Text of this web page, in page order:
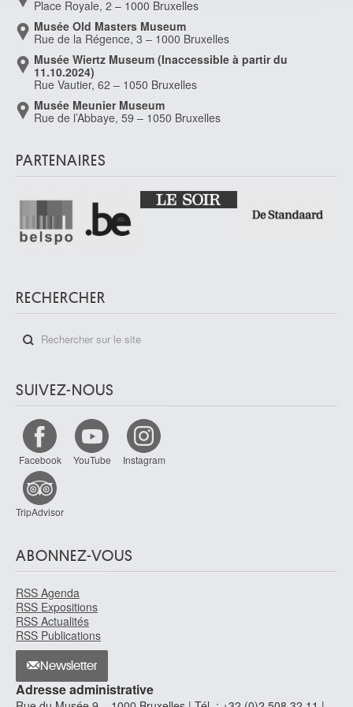
Place Royale, 2 – 1000 Bruxelles
Musée Old Masters Museum
Rue de la Régence, 3 – 1000 Bruxelles
Musée Wiertz Museum (Inaccessible à partir du
11.10.2024)
Rue Vautier, 62 – 1050 Bruxelles
Musée Meunier Museum
Rue de l’Abbaye, 59 – 1050 Bruxelles
PARTENAIRES
RECHERCHER
SUIVEZ-NOUS
Facebook YouTube Instagram
TripAdvisor
ABONNEZ-VOUS
RSS Agenda
RSS Expositions
RSS Actualités
RSS Publications
Newsletter
Adresse administrative